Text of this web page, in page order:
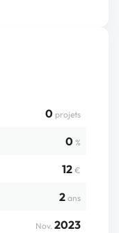
0 projets
0 %
12 €
2 ans
Nov. 2023